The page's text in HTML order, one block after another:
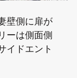
壁側に扉が
ーは側面側
イドエント